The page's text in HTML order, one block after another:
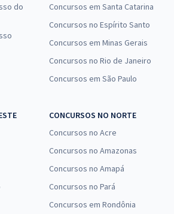
do
Concursos em Santa Catarina
Concursos no Espírito Santo
Concursos em Minas Gerais
Concursos no Rio de Janeiro
Concursos em São Paulo
CONCURSOS NO NORTE
Concursos no Acre
Concursos no Amazonas
Concursos no Amapá
Concursos no Pará
Concursos em Rondônia